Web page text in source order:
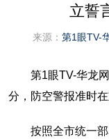
立誓
来源： 第1眼TV-
第1眼TV-华龙
分，防空警报准时
按照全市统一